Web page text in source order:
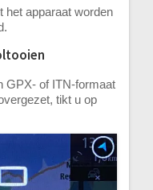
het apparaat worden
GPX- of ITN-formaat
tikt u op